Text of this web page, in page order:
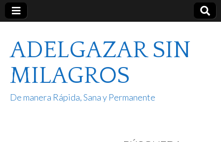
ADELGAZAR SIN
MILAGROS
De manera Rápida, Sana y Permanente